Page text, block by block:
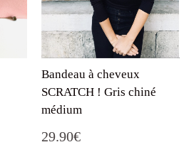
Bandeau à cheveux
SCRATCH ! Gris chiné
médium
29.90€